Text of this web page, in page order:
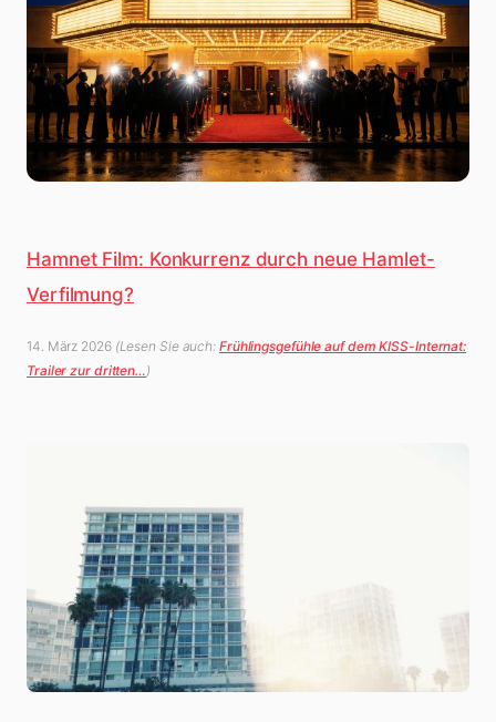
Hamnet Film: Konkurrenz durch neue Hamlet-
Verfilmung?
14. März 2026 (Lesen Sie auch: Frühlingsgefühle auf dem KISS-Internat:
Trailer zur dritten…)